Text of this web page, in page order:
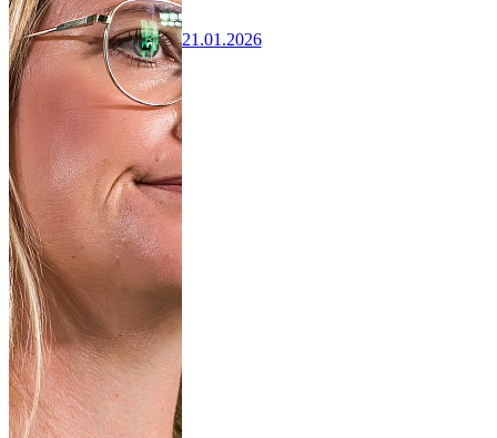
21.01.2026